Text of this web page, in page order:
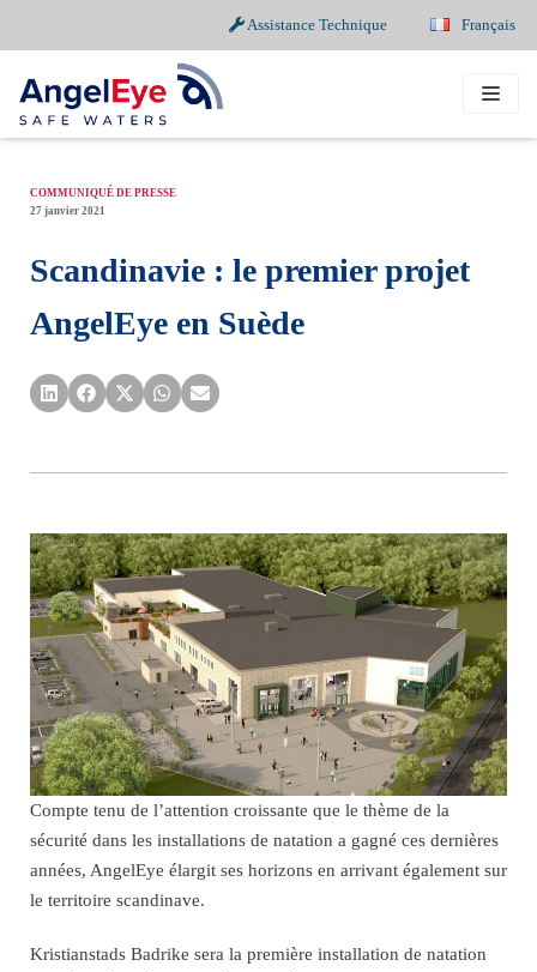
Assistance Technique Français
au
contenu
COMMUNIQUÉ DE PRESSE
27 janvier 2021
Scandinavie : le premier projet
AngelEye en Suède
Compte tenu de l’attention croissante que le thème de la
sécurité dans les installations de natation a gagné ces dernières
années, AngelEye élargit ses horizons en arrivant également sur
le territoire scandinave.
Kristianstads Badrike sera la première installation de natation